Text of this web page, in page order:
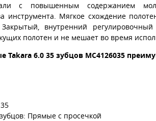
с повышенным содержанием
инструмента. Мягкое схождение
внутренний
полотен и не мешает во время
6.0 35 зубцов MC4126035
Прямые с просечкой